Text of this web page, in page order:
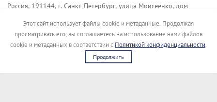
Россия, 191144, г. Санкт-Петербург, улица Моисеенко, дом
+7 (812) 495-45-19 +7 (911) 148-04-00
Copyright © [kupimigalku]
Этот сайт использует файлы cookie и метаданные. Продолжая
просматривать его, вы соглашаетесь на использование нами файлов
cookie и метаданных в соответствии с Политикой конфиденциальности.
Продолжить